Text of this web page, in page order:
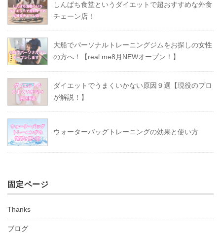
しんぱち食堂というダイエットで超おすすめな外食
チェーン店！
大船でパーソナルトレーニングジムをお探しの女性
の方へ！【real me8月NEWオープン！】
ダイエットでうまくいかない原因９選【現役のプロ
が解説！】
ウォーターバッグトレーニングの効果と使い方
固定ページ
Thanks
ブログ